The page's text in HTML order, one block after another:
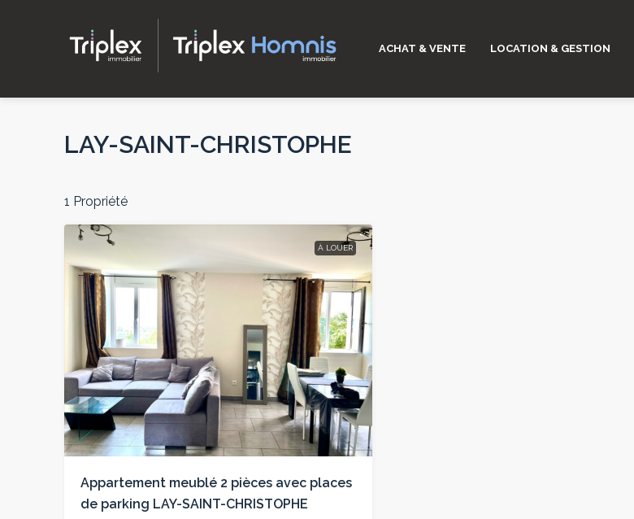
ACHAT & VENTE LOCATION & GESTION
LAY-SAINT-CHRISTOPHE
1 Propriété
À LOUER
Appartement meublé 2 pièces avec places
de parking LAY-SAINT-CHRISTOPHE